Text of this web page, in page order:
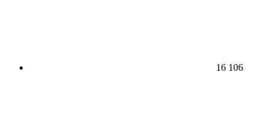
16 106